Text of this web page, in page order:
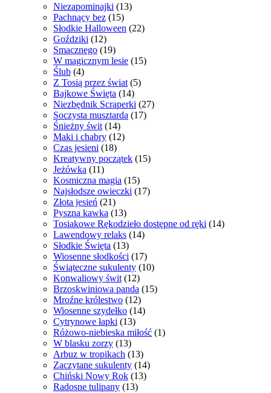
Niezapominajki (13)
Pachnący bez (15)
Słodkie Halloween (22)
Goździki (12)
Smacznego (19)
W magicznym lesie (15)
Ślub (4)
Z Tosią przez świat (5)
Bajkowe Święta (14)
Niezbędnik Scraperki (27)
Soczysta musztarda (17)
Śnieżny świt (14)
Maki i chabry (12)
Czas jesieni (18)
Kreatywny początek (15)
Jeżówka (11)
Kosmiczna magia (15)
Najsłodsze owieczki (17)
Złota jesień (21)
Pyszna kawka (13)
Tosiakowe Rękodzieło dostępne od ręki (14)
Lawendowy relaks (14)
Słodkie Święta (13)
Wiosenne słodkości (17)
Świąteczne sukulenty (10)
Konwaliowy świt (12)
Brzoskwiniowa panda (15)
Mroźne królestwo (12)
Wiosenne szydełko (14)
Cytrynowe łapki (13)
Różowo-niebieska miłość (1)
W blasku zorzy (13)
Arbuz w tropikach (13)
Zaczytane sukulenty (14)
Chiński Nowy Rok (13)
Radosne tulipany (13)